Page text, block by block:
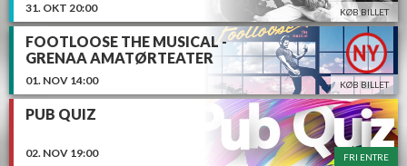
31. OKT 20:00 KØB BILLET
01. NOV 14:00
FOOTLOOSE THE MUSICAL -
GRENAA AMATØRTEATER
KØB BILLET
02. NOV 19:00
PUB QUIZ
FRI ENTRE